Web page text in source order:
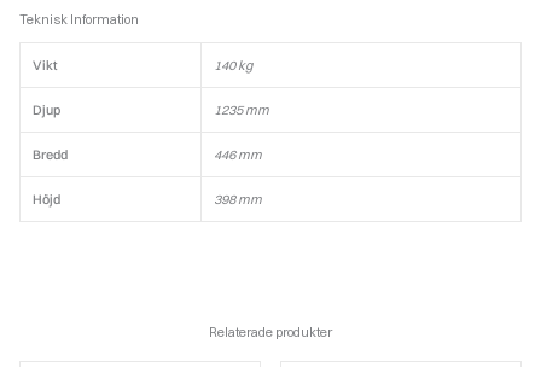
Teknisk Information
Vikt 140 kg
Djup 1235 mm
Bredd 446 mm
Höjd 398 mm
Relaterade produkter